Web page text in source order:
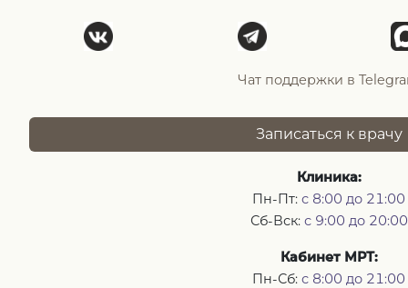
Чат поддержки в
Записаться к врачу
Клиника:
Пн-Пт: с 8:00 до 21:00
Сб-Вск: с 9:00 до 20:00
Кабинет МРТ:
Пн-Сб: с 8:00 до 21:00